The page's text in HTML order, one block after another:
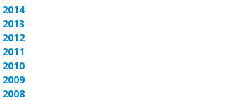
2014
2013
2012
2011
2010
2009
2008